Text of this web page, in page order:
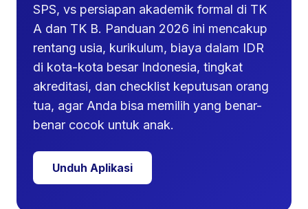
SPS, vs persiapan akademik formal di TK
A dan TK B. Panduan 2026 ini mencakup
rentang usia, kurikulum, biaya dalam IDR
di kota-kota besar Indonesia, tingkat
akreditasi, dan checklist keputusan orang
tua, agar Anda bisa memilih yang benar-
benar cocok untuk anak.
Unduh Aplikasi